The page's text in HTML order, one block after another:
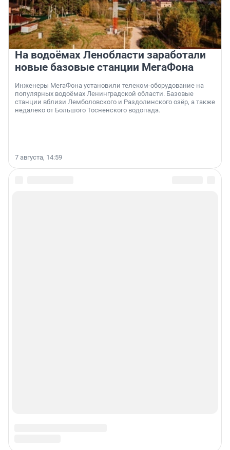
На водоёмах Ленобласти заработали
новые базовые станции МегаФона
Инженеры МегаФона установили телеком-оборудование на
популярных водоёмах Ленинградской области. Базовые
станции вблизи Лемболовского и Раздолинского озёр, а также
недалеко от Большого Тосненского водопада.
7 августа, 14:59